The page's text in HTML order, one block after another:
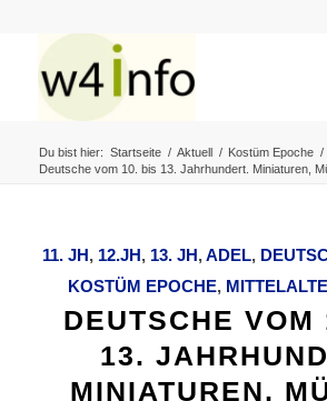
Du bist hier: Startseite / Aktuell / Kostüm Epoche /
Deutsche vom 10. bis 13. Jahrhundert. Miniaturen,
11. JH, 12.JH, 13. JH,ADEL,
KOSTÜM EPOCHE,
DEUTSCHE VOM
13.
MINIATUREN,